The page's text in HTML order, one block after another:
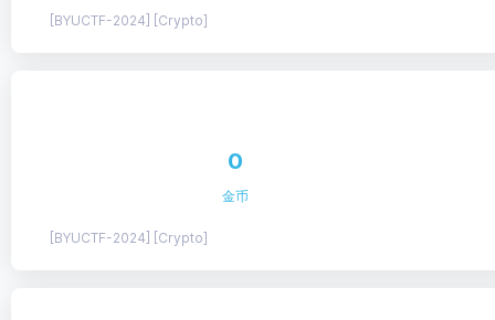
[BYUCTF-2024] [Crypto]
0
金币
[BYUCTF-2024] [Crypto]